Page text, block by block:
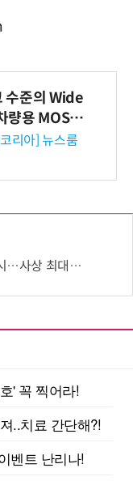
수준의 Wide
량용 MOSF
리아] 뉴스룸
대 실적 '정조준'